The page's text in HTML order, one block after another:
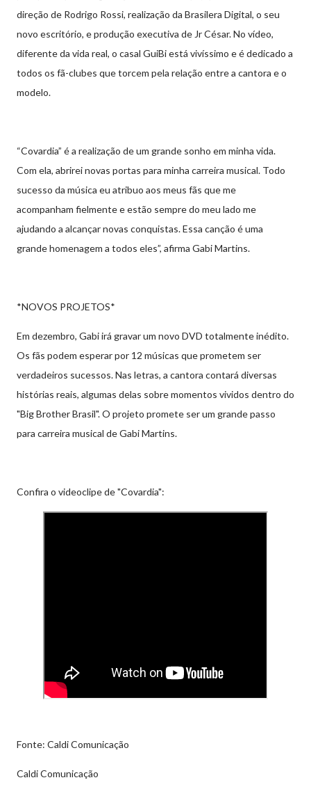
direção de Rodrigo Rossi, realização da Brasilera Digital, o seu
novo escritório, e produção executiva de Jr César. No vídeo,
diferente da vida real, o casal GuiBi está vivíssimo e é dedicado a
todos os fã-clubes que torcem pela relação entre a cantora e o
modelo.
“Covardia” é a realização de um grande sonho em minha vida.
Com ela, abrirei novas portas para minha carreira musical. Todo
sucesso da música eu atribuo aos meus fãs que me
acompanham fielmente e estão sempre do meu lado me
ajudando a alcançar novas conquistas. Essa canção é uma
grande homenagem a todos eles”, afirma Gabi Martins.
*NOVOS PROJETOS*
Em dezembro, Gabi irá gravar um novo DVD totalmente inédito.
Os fãs podem esperar por 12 músicas que prometem ser
verdadeiros sucessos. Nas letras, a cantora contará diversas
histórias reais, algumas delas sobre momentos vividos dentro do
"Big Brother Brasil". O projeto promete ser um grande passo
para carreira musical de Gabi Martins.
Confira o videoclipe de "Covardia":
Fonte: Caldi Comunicação
Caldi Comunicação